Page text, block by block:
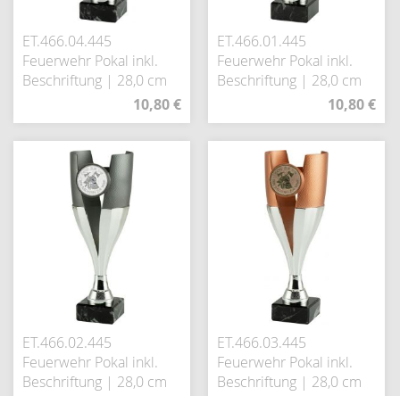
ET.466.04.445
Feuerwehr Pokal inkl.
Beschriftung | 28,0 cm
10,80 €
ET.466.01.445
Feuerwehr Pokal inkl.
Beschriftung | 28,0 cm
10,80 €
ET.466.02.445
Feuerwehr Pokal inkl.
Beschriftung | 28,0 cm
ET.466.03.445
Feuerwehr Pokal inkl.
Beschriftung | 28,0 cm